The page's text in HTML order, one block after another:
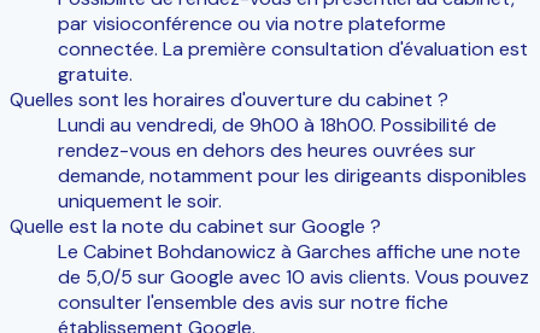
par visioconférence ou via notre plateforme
connectée. La première consultation d'évaluation est
gratuite.
Quelles sont les horaires d'ouverture du cabinet ?
Lundi au vendredi, de 9h00 à 18h00. Possibilité de
rendez-vous en dehors des heures ouvrées sur
demande, notamment pour les dirigeants disponibles
uniquement le soir.
Quelle est la note du cabinet sur Google ?
Le Cabinet Bohdanowicz à Garches affiche une note
de 5,0/5 sur Google avec 10 avis clients. Vous pouvez
consulter l'ensemble des avis sur notre fiche
établissement Google.